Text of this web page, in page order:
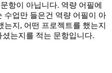
항이 아닙니다. 역량 어필에
수업만 들은건 역량 어필이 아
는지, 어떤 프로젝트를 했는지
는지를 적는 문항입니다.